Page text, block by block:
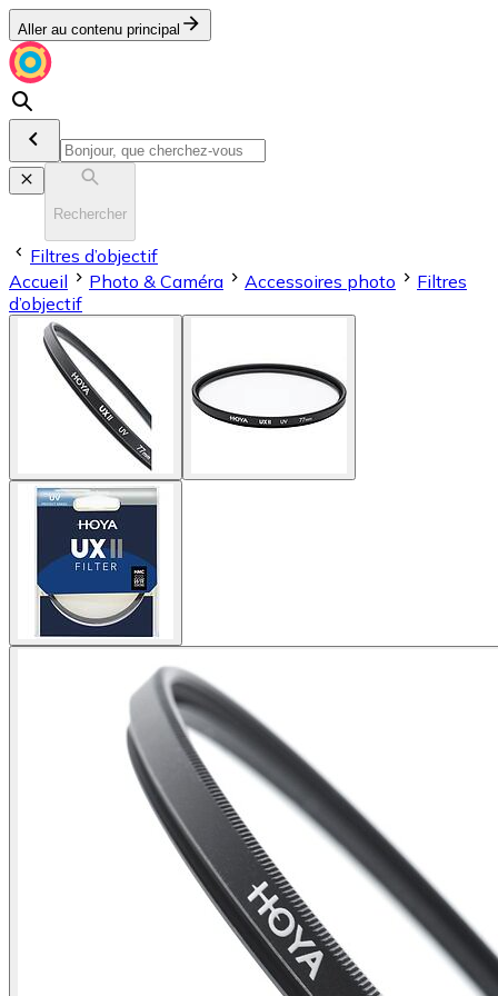
Aller au contenu principal
Rechercher
Filtres d’objectif
Accueil
Photo & Caméra Accessoires photo
Filtres
d’objectif